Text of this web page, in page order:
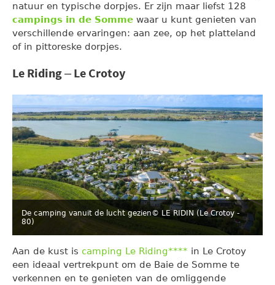
natuur en typische dorpjes. Er zijn maar liefst 128
campings in de Somme waar u kunt genieten van
verschillende ervaringen: aan zee, op het platteland
of in pittoreske dorpjes.
Le Riding – Le Crotoy
De camping vanuit de lucht gezien© LE RIDIN (Le Crotoy -
80)
Aan de kust is camping Le Riding**** in Le Crotoy
een ideaal vertrekpunt om de Baie de Somme te
verkennen en te genieten van de omliggende